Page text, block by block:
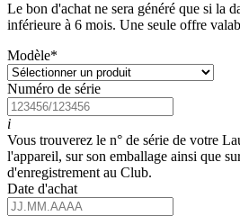
Le bon d'achat ne sera généré que si la
inférieure à 6 mois. Une seule offre
Modèle*
Numéro de série
i
Vous trouverez le n° de série de votre
l'appareil, sur son emballage ainsi que
d'enregistrement au Club.
Date d'achat